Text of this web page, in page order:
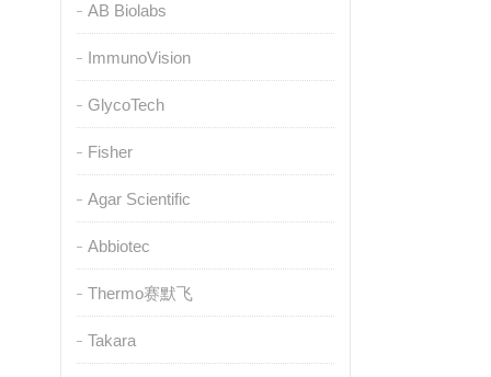
AB Biolabs
ImmunoVision
GlycoTech
Fisher
Agar Scientific
Abbiotec
Thermo赛默飞
Takara